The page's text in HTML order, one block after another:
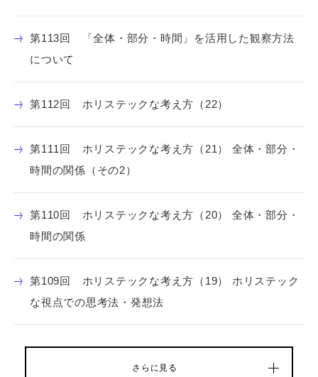
第113回 「全体・部分・時間」を活用した観察方法
について
第112回 ホリステックな考え方（22）
第111回 ホリステックな考え方（21） 全体・部分・
時間の関係（その2）
第110回 ホリステックな考え方（20） 全体・部分・
時間の関係
第109回 ホリステックな考え方（19） ホリステック
な視点での思考法・発想法
さらに見る